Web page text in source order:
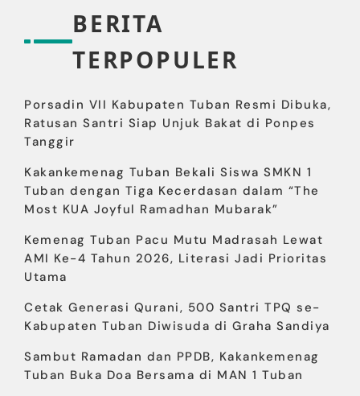
BERITA
TERPOPULER
Porsadin VII Kabupaten Tuban Resmi Dibuka,
Ratusan Santri Siap Unjuk Bakat di Ponpes
Tanggir
Kakankemenag Tuban Bekali Siswa SMKN 1
Tuban dengan Tiga Kecerdasan dalam “The
Most KUA Joyful Ramadhan Mubarak”
Kemenag Tuban Pacu Mutu Madrasah Lewat
AMI Ke-4 Tahun 2026, Literasi Jadi Prioritas
Utama
Cetak Generasi Qurani, 500 Santri TPQ se-
Kabupaten Tuban Diwisuda di Graha Sandiya
Sambut Ramadan dan PPDB, Kakankemenag
Tuban Buka Doa Bersama di MAN 1 Tuban